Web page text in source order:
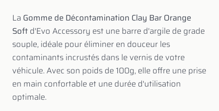
La Gomme de Décontamination Clay Bar Orange
Softd'Evo Accessory est une barre d'argile de grade
souple, idéale pour éliminer en douceur les
contaminants incrustés dans le vernis de votre
véhicule. Avec son poids de 100g, elle offre une prise
en main confortable et une durée d'utilisation
optimale.